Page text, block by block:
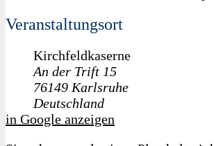
Veranstaltungsort
Kirchfeldkaserne
An der Trift 15
76149 Karlsruhe
Deutschland
in Google anzeigen